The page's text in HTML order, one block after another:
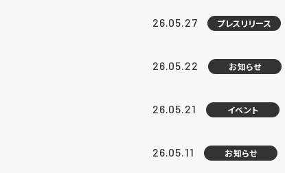
26.05.27 プレスリリース
26.05.22 お知らせ
26.05.21 イベント
26.05.11 お知らせ